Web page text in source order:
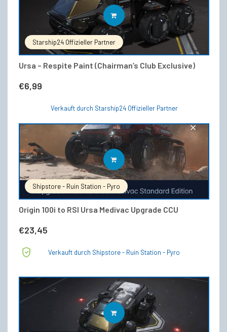
Starship24 Offizieller Partner
Ursa – Respite Paint (Chairman’s Club Exclusive)
€6,99
IN DEN WARENKORB
Verkauft durch Starship24 Offizieller Partner
Shipstore - Ruin Station - Pyro
Origin 100i to RSI Ursa Medivac Upgrade CCU
€23,45
IN DEN WARENKORB
Verkauft durch Shipstore - Ruin Station - Pyro
IN DEN WARENKORB